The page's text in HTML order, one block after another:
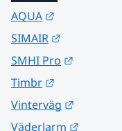
AQUA
SIMAIR
SMHI Pro
Timbr
Vinterväg
Väderlarm